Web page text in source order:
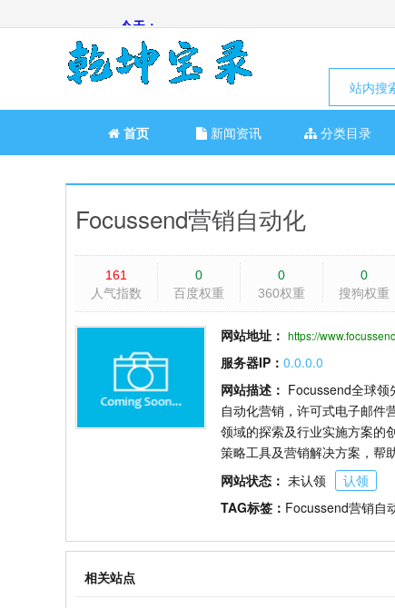
站内搜
首页 新闻资讯 分类目录
Focussend营销自动化
161
人气指数
0
百度权重
0
360权重
0
搜狗权重
网站地址： https://
服务器IP： 0.0.0.0
网站描述： Focussend全球领
自动化营销，许可式电子邮件
领域的探索及行业实施方案的
策略工具及营销解决方案，帮
网站状态： 未认领
认领
TAG标签： Focussend营销自
相关站点